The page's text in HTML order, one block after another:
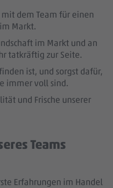
dem Team für einen
Markt.
im Markt und an
tatkräftig zur Seite.
ist, und sorgst dafür,
immer voll sind.
und Frische unserer
Teams
Erfahrungen im Handel